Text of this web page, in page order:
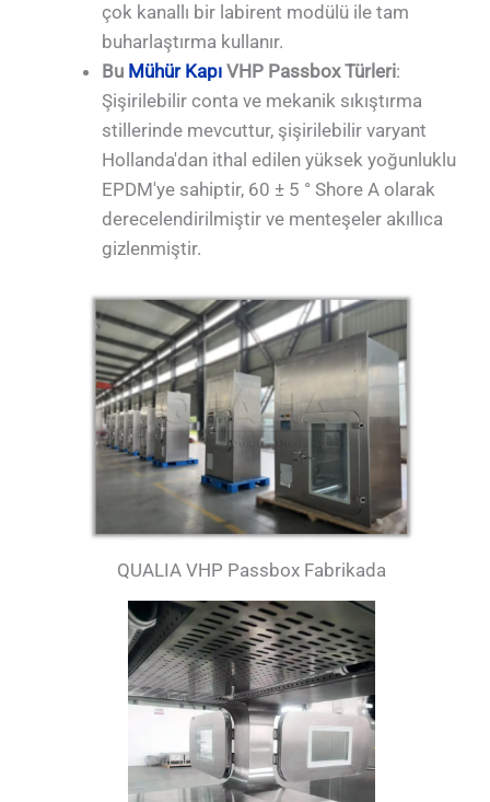
çok kanallı bir labirent modülü ile tam
buharlaştırma kullanır.
Bu Mühür Kapı VHP Passbox Türleri:
Şişirilebilir conta ve mekanik sıkıştırma
stillerinde mevcuttur, şişirilebilir varyant
Hollanda'dan ithal edilen yüksek yoğunluklu
EPDM'ye sahiptir, 60 ± 5 ° Shore A olarak
derecelendirilmiştir ve menteşeler akıllıca
gizlenmiştir.
QUALIA VHP Passbox Fabrikada